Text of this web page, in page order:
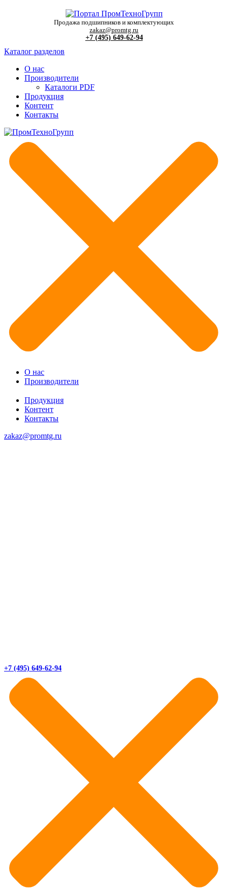
Продажа подшипников и комплектующих
zakaz@promtg.ru
+7 (495) 649-62-94
Каталог разделов
О нас
Производители
Каталоги PDF
Продукция
Контент
Контакты
О нас
Производители
Продукция
Контент
Контакты
zakaz@promtg.ru
+7 (495) 649-62-94